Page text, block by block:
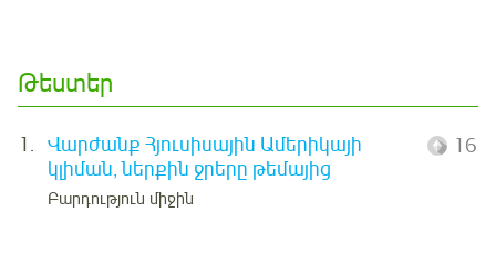
Թեստեր
1. Վարժանք Հյուսիսային Ամերիկայի
կլիման, ներքին ջրերը թեմայից
Բարդություն միջին
16